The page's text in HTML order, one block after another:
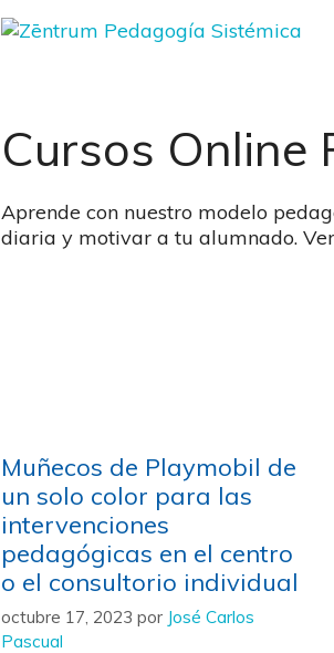
Cursos Online
Aprende con nuestro modelo
diaria y motivar a tu alumnado.
Muñecos de Playmobil de
un solo color para las
intervenciones
pedagógicas en el centro
o el consultorio individual
octubre 17, 2023 por José Carlos
Pascual